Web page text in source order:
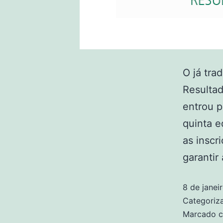
O já
entrou
quinta
as
garantir
8 de
Marcado